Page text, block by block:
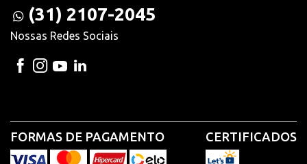
(31) 2107-2045
Nossas Redes Sociais
FORMAS DE PAGAMENTO CERTIFICADOS